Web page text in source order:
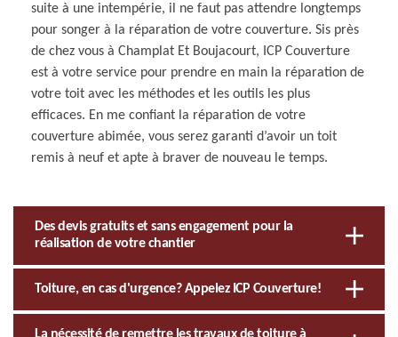
suite à une intempérie, il ne faut pas attendre longtemps
pour songer à la réparation de votre couverture. Sis près
de chez vous à Champlat Et Boujacourt, ICP Couverture
est à votre service pour prendre en main la réparation de
votre toit avec les méthodes et les outils les plus
efficaces. En me confiant la réparation de votre
couverture abimée, vous serez garanti d’avoir un toit
remis à neuf et apte à braver de nouveau le temps.
Des devis gratuits et sans engagement pour la
réalisation de votre chantier
Toiture, en cas d'urgence? Appelez ICP Couverture!
La nécessité de remettre les travaux de toiture à